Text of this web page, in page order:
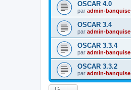
OSCAR 4.0
par admin-banquise
OSCAR 3.4
par admin-banquise
OSCAR 3.3.4
par admin-banquise
OSCAR 3.3.2
par admin-banquise